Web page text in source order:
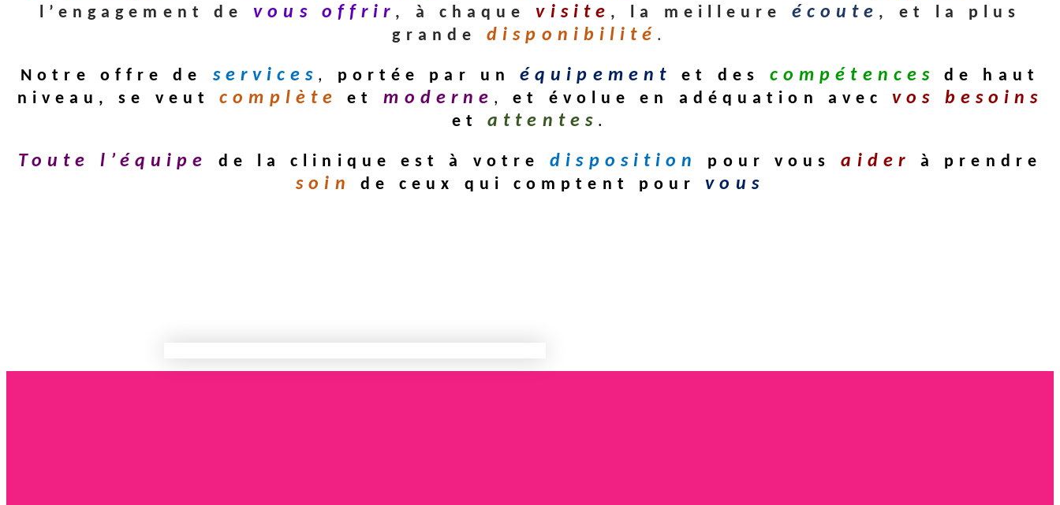
l’engagement de
vous offrir , à chaque visite , la meilleure écoute ,
et la plus
grande
disponibilité .
Notre offre de services , portée par un équipement et des compétences
de haut
niveau, se veut
complète et moderne ,et évolue en adéquation avec vos besoins
etattentes .
Toute l’équipe de la clinique est à votre disposition pour vous aider à prendre
soin de ceux qui comptent pour vous